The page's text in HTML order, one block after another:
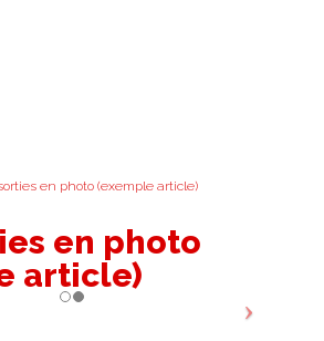
en photo (exemple article)
en photo
article)